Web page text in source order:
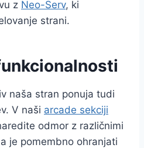
z Neo-Serv, ki
strani.
naša stran ponuja tudi
V naši arcade sekciji
odmor z različnimi
je pomembno ohranjati